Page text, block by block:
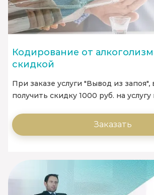
Кодирование от
скидкой
При заказе услуги "Вывод из
получить скидку 1000 руб. на
Заказать